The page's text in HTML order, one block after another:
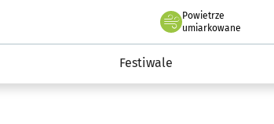
Powietrze
we Wrocławiu
umiarkowane
Festiwale